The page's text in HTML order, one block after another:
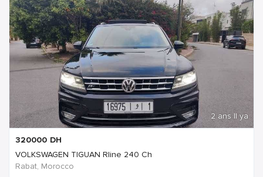
2 ans Il ya
320000 DH
VOLKSWAGEN TIGUAN Rline 240 Ch
Rabat, Morocco